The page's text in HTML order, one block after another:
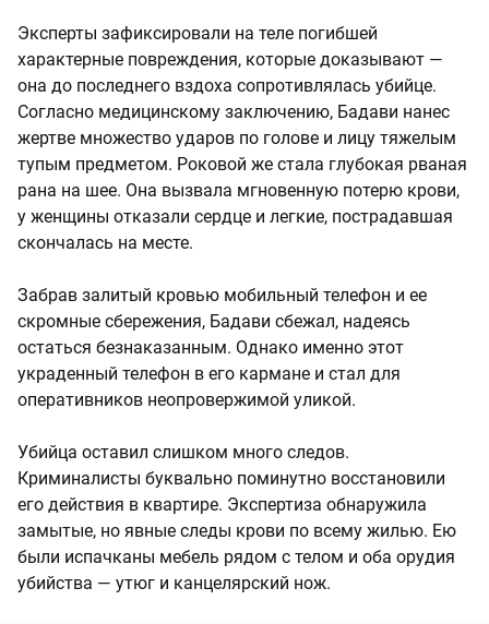
Эксперты зафиксировали на теле погибшей
характерные повреждения, которые доказывают —
она до последнего вздоха сопротивлялась убийце.
Согласно медицинскому заключению, Бадави нанес
жертве множество ударов по голове и лицу тяжелым
тупым предметом. Роковой же стала глубокая рваная
рана на шее. Она вызвала мгновенную потерю крови,
у женщины отказали сердце и легкие, пострадавшая
скончалась на месте.
Забрав залитый кровью мобильный телефон и ее
скромные сбережения, Бадави сбежал, надеясь
остаться безнаказанным. Однако именно этот
украденный телефон в его кармане и стал для
оперативников неопровержимой уликой.
Убийца оставил слишком много следов.
Криминалисты буквально поминутно восстановили
его действия в квартире. Экспертиза обнаружила
замытые, но явные следы крови по всему жилью. Ею
были испачканы мебель рядом с телом и оба орудия
убийства — утюг и канцелярский нож.